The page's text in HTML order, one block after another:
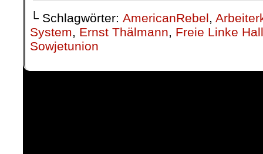
└ Schlagwörter: AmericanRebel,
System, Ernst Thälmann, Freie Linke
Sowjetunion